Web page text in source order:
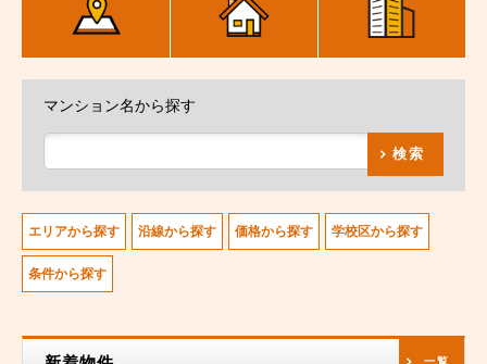
マンション名から探す
検索
エリアから探す 沿線から探す 価格から探す 学校区から探す
条件から探す
一覧